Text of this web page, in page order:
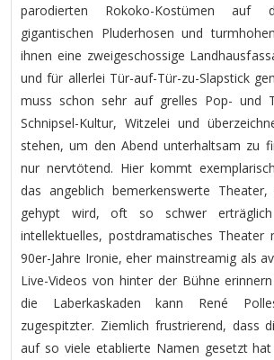
parodierten Rokoko-Kostümen
gigantischen Pluderhosen und
ihnen eine zweigeschossige
und für allerlei Tür-auf-Tür-zu-Slapstick
muss schon sehr auf grelles Pop- und
Schnipsel-Kultur, Witzelei und
stehen, um den Abend unterhaltsam zu
nur nervtötend. Hier kommt
das angeblich bemerkenswerte
gehypt wird, oft so schwer
intellektuelles, postdramatisches Theater
90er-Jahre Ironie, eher mainstreamig als
Live-Videos von hinter der Bühne
die Laberkaskaden kann René
zugespitzter. Ziemlich frustrierend, dass
auf so viele etablierte Namen gesetzt